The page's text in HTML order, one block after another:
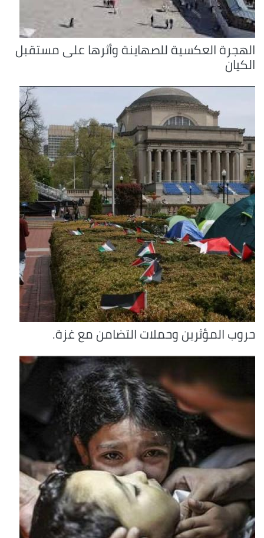
الهجرة العكسية للصهاينة وأثرها على مستقبل
الكيان
حروب المؤثرين وحملات التضامن مع غزة.